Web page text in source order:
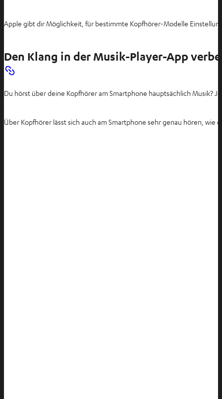
Apple gibt dir Möglichkeit, für bestimmte Kopfhörer-Modelle
Den Klang in der Musik-Player-App
Du hörst über deine Kopfhörer am Smartphone hauptsächlich Musik?
Über Kopfhörer lässt sich auch am Smartphone sehr genau hören,